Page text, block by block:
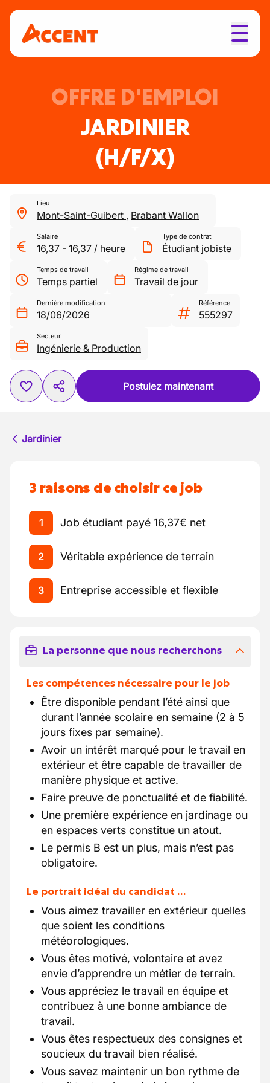
OFFRE D'EMPLOI
JARDINIER
(H/F/X)
Lieu
Mont-Saint-Guibert , Brabant Wallon
Salaire
16,37 - 16,37 / heure
Type de contrat
Étudiant jobiste
Temps de travail
Temps partiel
Régime de travail
Travail de jour
Dernière modification
18/06/2026
Référence
555297
Secteur
Ingénierie & Production
Postulez maintenant
Jardinier
3 raisons de choisir ce job
1 Job étudiant payé 16,37€ net
2 Véritable expérience de terrain
3 Entreprise accessible et flexible
La personne que nous recherchons
Les compétences nécessaire pour le job
Être disponible pendant l’été ainsi que
durant l’année scolaire en semaine (2 à 5
jours fixes par semaine).
Avoir un intérêt marqué pour le travail en
extérieur et être capable de travailler de
manière physique et active.
Faire preuve de ponctualité et de fiabilité.
Une première expérience en jardinage ou
en espaces verts constitue un atout.
Le permis B est un plus, mais n’est pas
obligatoire.
Le portrait idéal du candidat …
Vous aimez travailler en extérieur quelles
que soient les conditions
météorologiques.
Vous êtes motivé, volontaire et avez
envie d’apprendre un métier de terrain.
Vous appréciez le travail en équipe et
contribuez à une bonne ambiance de
travail.
Vous êtes respectueux des consignes et
soucieux du travail bien réalisé.
Vous savez maintenir un bon rythme de